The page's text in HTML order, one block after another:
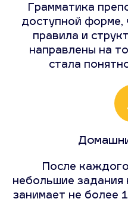
Грамматика
доступной форме,
правила и
направлены на
стала
После
небольшие задания
занимает не более